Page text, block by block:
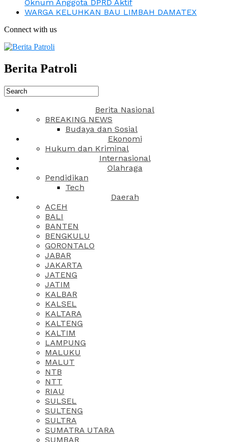
Oknum Anggota DPRD Aktif
WARGA KELUHKAN BAU LIMBAH DAMATEX
Connect with us
Berita Patroli
Berita Nasional
BREAKING NEWS
Budaya dan Sosial
Ekonomi
Hukum dan Kriminal
Internasional
Olahraga
Pendidikan
Tech
Daerah
ACEH
BALI
BANTEN
BENGKULU
GORONTALO
JABAR
JAKARTA
JATENG
JATIM
KALBAR
KALSEL
KALTARA
KALTENG
KALTIM
LAMPUNG
MALUKU
MALUT
NTB
NTT
RIAU
SULSEL
SULTENG
SULTRA
SUMATRA UTARA
SUMBAR